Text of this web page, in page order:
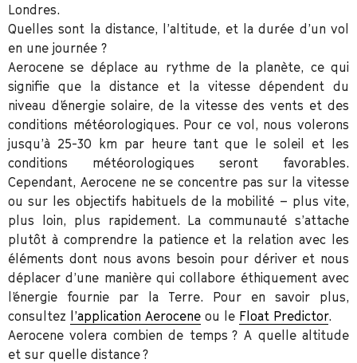
Londres.
Quelles sont la distance, l’altitude, et la durée d’un vol
en une journée ?
Aerocene se déplace au rythme de la planète, ce qui
signifie que la distance et la vitesse dépendent du
niveau d’énergie solaire, de la vitesse des vents et des
conditions météorologiques. Pour ce vol, nous volerons
jusqu’à 25-30 km par heure tant que le soleil et les
conditions météorologiques seront favorables.
Cependant, Aerocene ne se concentre pas sur la vitesse
ou sur les objectifs habituels de la mobilité – plus vite,
plus loin, plus rapidement. La communauté s’attache
plutôt à comprendre la patience et la relation avec les
éléments dont nous avons besoin pour dériver et nous
déplacer d’une manière qui collabore éthiquement avec
l’énergie fournie par la Terre. Pour en savoir plus,
consultez l’application Aerocene ou le Float Predictor.
Aerocene volera combien de temps ? A quelle altitude
et sur quelle distance ?